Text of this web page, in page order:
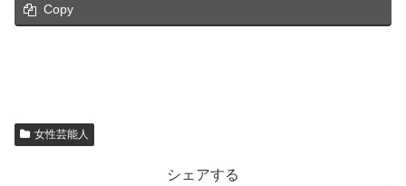
Copy
女性芸能人
シェアする